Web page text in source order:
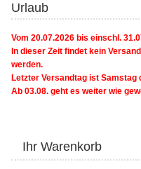
Urlaub
Vom 20.07.2026 bis einschl.
In dieser Zeit findet kein
werden.
Letzter Versandtag ist Samstag
Ab 03.08. geht es weiter wie
Ihr Warenkorb